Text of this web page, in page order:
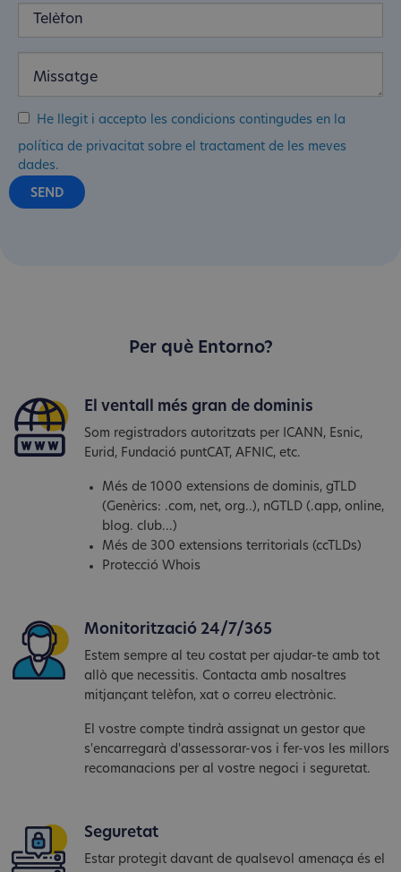
He llegit i accepto les condicions contingudes en la
política de privacitat sobre el tractament de les meves
dades.
Per què Entorno?
El ventall més gran de dominis
Som registradors autoritzats per ICANN, Esnic,
Eurid, Fundació puntCAT, AFNIC, etc.
Més de 1000 extensions de dominis, gTLD
(Genèrics: .com, net, org..), nGTLD (.app, online,
blog. club...)
Més de 300 extensions territorials (ccTLDs)
Protecció Whois
Monitorització 24/7/365
Estem sempre al teu costat per ajudar-te amb tot
allò que necessitis. Contacta amb nosaltres
mitjançant telèfon, xat o correu electrònic.
El vostre compte tindrà assignat un gestor que
s'encarregarà d'assessorar-vos i fer-vos les millors
recomanacions per al vostre negoci i seguretat.
Seguretat
Estar protegit davant de qualsevol amenaça és el